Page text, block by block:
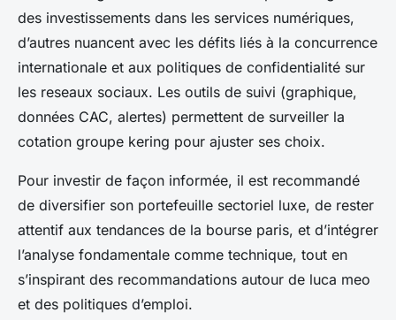
des investissements dans les services numériques,
d’autres nuancent avec les défits liés à la concurrence
internationale et aux politiques de confidentialité sur
les reseaux sociaux. Les outils de suivi (graphique,
données CAC, alertes) permettent de surveiller la
cotation groupe kering pour ajuster ses choix.
Pour investir de façon informée, il est recommandé
de diversifier son portefeuille sectoriel luxe, de rester
attentif aux tendances de la bourse paris, et d’intégrer
l’analyse fondamentale comme technique, tout en
s’inspirant des recommandations autour de luca meo
et des politiques d’emploi.